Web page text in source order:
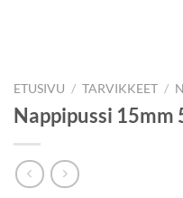
ETUSIVU / TARVIKKEET /
Nappipussi 15mm